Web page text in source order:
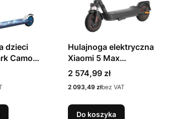
dzieci
Camo
Hulajnoga elektryczna
Xiaomi 5 Max
BHR9614EU - 20km/h
10,2Ah Czarna
Cena
2 574,99 zł
Cena
2 093,49 złbez VAT
Do koszyka